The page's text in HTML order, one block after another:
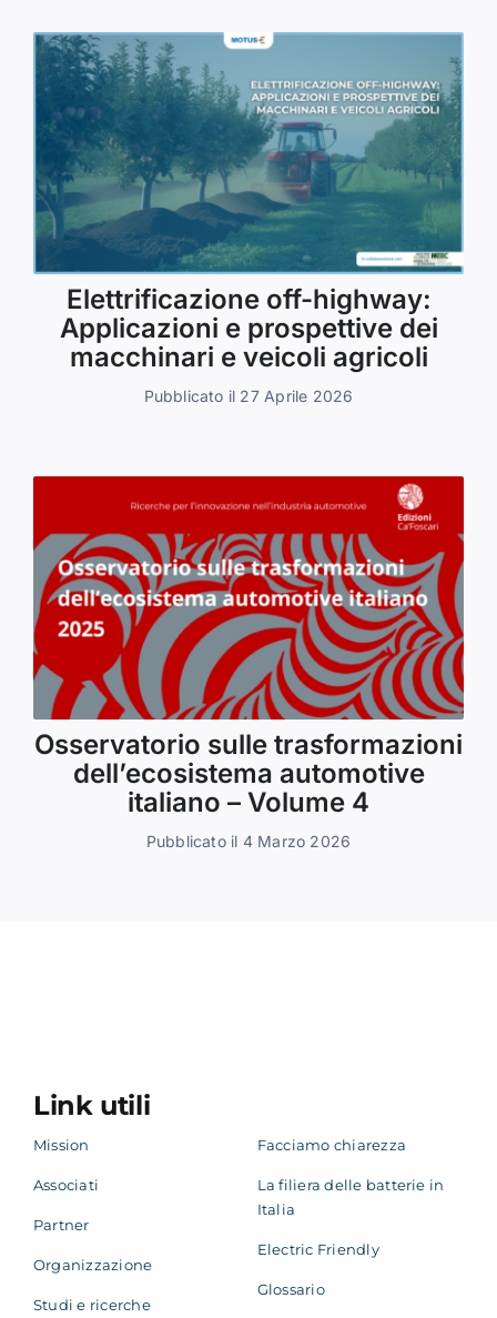
Elettrificazione off-highway:
Applicazioni e prospettive dei
macchinari e veicoli agricoli
Pubblicato il 27 Aprile 2026
Osservatorio sulle trasformazioni
dell’ecosistema automotive
italiano – Volume 4
Pubblicato il 4 Marzo 2026
Link utili
Mission
Associati
Partner
Organizzazione
Studi e ricerche
Facciamo chiarezza
La filiera delle batterie in
Italia
Electric Friendly
Glossario